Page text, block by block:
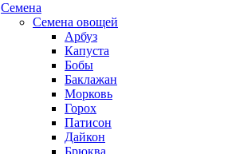
Семена
Семена овощей
Арбуз
Капуста
Бобы
Баклажан
Морковь
Горох
Патисон
Дайкон
Брюква